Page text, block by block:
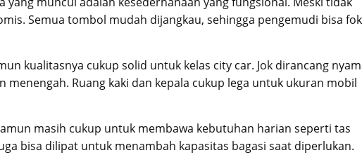
Semua tombol mudah dijangkau, sehingga pengemudi bisa
kualitasnya cukup solid untuk kelas city car. Jok dirancang
Ruang kaki dan kepala cukup lega untuk ukuran mobil
masih cukup untuk membawa kebutuhan harian seperti tas
bisa dilipat untuk menambah kapasitas bagasi saat diperlukan.